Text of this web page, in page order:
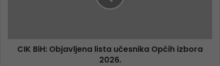
CIK BiH: Objavljena lista učesnika Općih izbora
2026.